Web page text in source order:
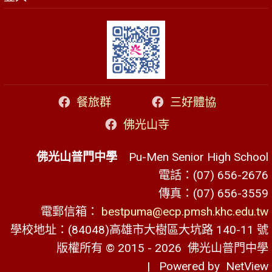
餐旅群
三好體協
佛光山寺
佛光山普門中學 Pu-Men Senior High School
電話：(07) 656-2676
傳真：(07) 656-3559
電郵信箱： bestpuma@ecp.pmsh.khc.edu.tw
學校地址：(84048)高雄市大樹區大坑路 140-11 號
版權所有 © 2015 - 2026 佛光山普門中學
| Powered by NetView